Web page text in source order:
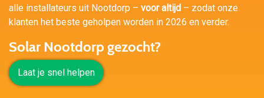
alle installateurs uit Nootdorp – voor altijd – zodat onze
klanten het beste geholpen worden in 2026 en verder.
Solar Nootdorp gezocht?
Laat je snel helpen